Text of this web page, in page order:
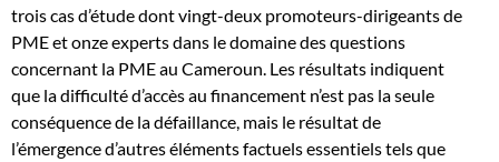
trois cas d’étude dont vingt-deux promoteurs-dirigeants de
PME et onze experts dans le domaine des questions
concernant la PME au Cameroun. Les résultats indiquent
que la difficulté d’accès au financement n’est pas la seule
conséquence de la défaillance, mais le résultat de
l’émergence d’autres éléments factuels essentiels tels que